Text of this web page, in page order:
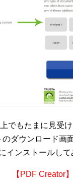
でもたまに見受
ダウンロード画
インストールして
【PDF Creator】